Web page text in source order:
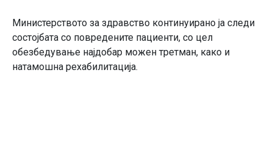
Министерството за здравство континуирано ја следи
состојбата со повредените пациенти, со цел
обезбедување најдобар можен третман, како и
натамошна рехабилитација.